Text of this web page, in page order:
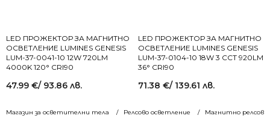
Магазин за осветителни тела Релсово осветление Магнитно релсово
LED ПРОЖЕКТОР ЗА МАГНИТНО
ОСВЕТЛЕНИЕ LUMINES GENESIS
LUM-37-0041-10 12W 720LM
4000K 120° CRI90
47.99 €/ 93.86 лв.
LED ПРОЖЕКТОР ЗА МАГНИТНО
ОСВЕТЛЕНИЕ LUMINES GENESIS
LUM-37-0104-10 18W 3 CCT 920LM
36° CRI90
71.38 €/ 139.61 лв.